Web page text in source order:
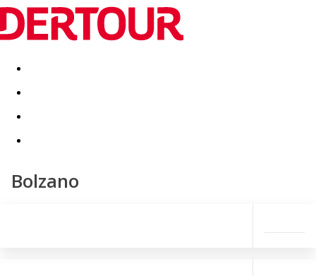
Destinatii Vacanta perfecta OFERTE DE NERATAT
Bolzano